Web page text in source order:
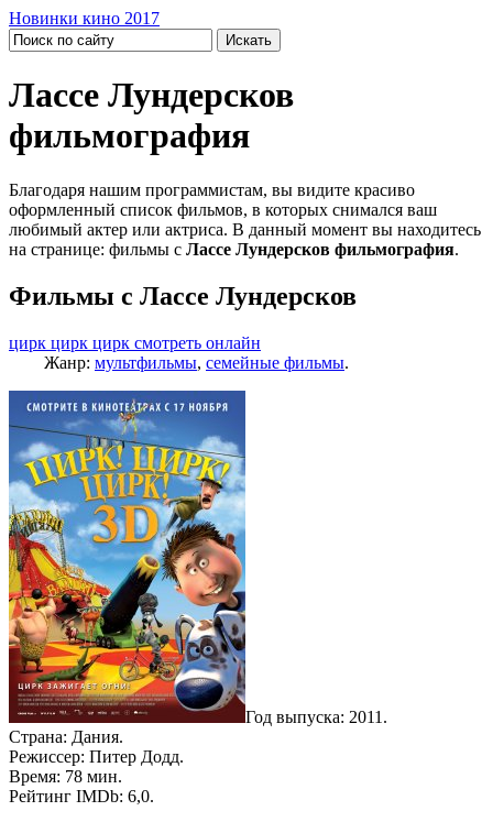
Новинки кино 2017
Лассе Лундерсков
фильмография
Благодаря нашим программистам, вы видите красиво
оформленный список фильмов, в которых снимался ваш
любимый актер или актриса. В данный момент вы находитесь
на странице: фильмы с Лассе Лундерсков фильмография.
Фильмы с Лассе Лундерсков
цирк цирк цирк смотреть онлайн
Жанр: мультфильмы, семейные фильмы.
Год выпуска: 2011.
Страна: Дания.
Режиссер: Питер Додд.
Время: 78 мин.
Рейтинг IMDb: 6,0.